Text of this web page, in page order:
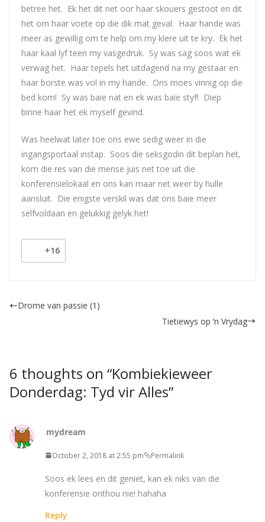
betree het. Ek het dit net oor haar skouers gestoot en dit
het om haar voete op die dik mat geval. Haar hande was
meer as gewillig om te help om my klere uit te kry. Ek het
haar kaal lyf teen my vasgedruk. Sy was sag soos wat ek
verwag het. Haar tepels het uitdagend na my gestaar en
haar borste was vol in my hande. Ons moes vinnig op die
bed kom! Sy was baie nat en ek was baie styf! Diep
binne haar het ek myself gevind.
Was heelwat later toe ons ewe sedig weer in die
ingangsportaal instap. Soos die seksgodin dit beplan het,
kom die res van die mense juis net toe uit die
konferensielokaal en ons kan maar net weer by hulle
aansluit. Die enigste verskil was dat ons baie meer
selfvoldaan en gelukkig gelyk het!
+16
Drome van passie (1)
Tietiewys op ‘n Vrydag
6 thoughts on “Kombiekieweer
Donderdag: Tyd vir Alles”
mydream
October 2, 2018 at 2:55 pm Permalink
Soos ek lees en dit geniet, kan ek niks van die
konferensie onthou nie! hahaha
Reply